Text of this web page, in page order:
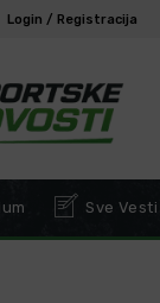
Login / Registracija
Sve Vesti